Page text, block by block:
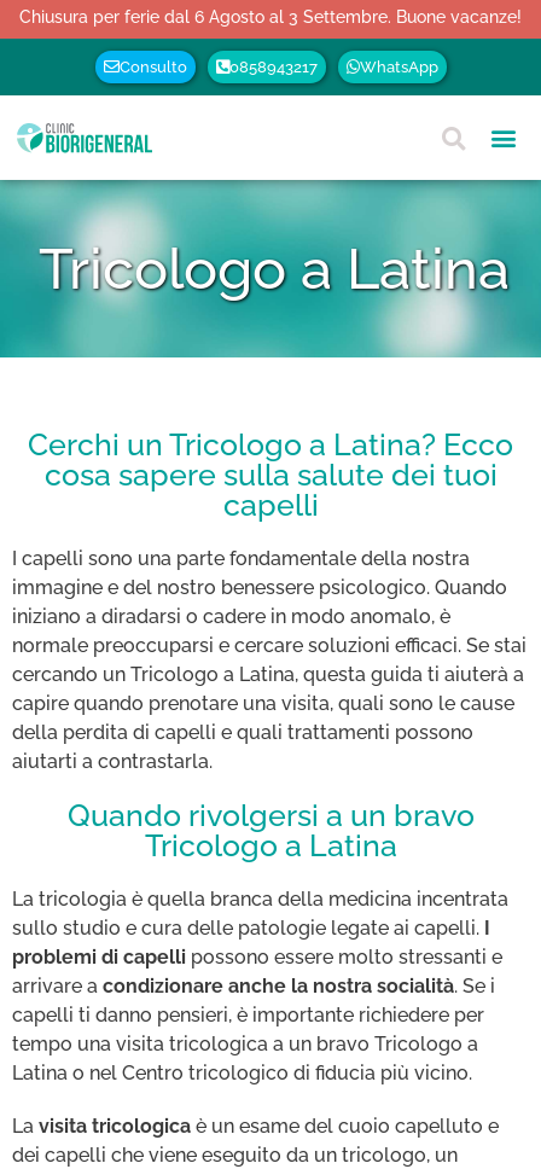
Chiusura per ferie dal 6 Agosto al 3 Settembre. Buone vacanze!
Consulto 0858943217 WhatsApp
Tricologo a Latina
Cerchi un Tricologo a Latina? Ecco
cosa sapere sulla salute dei tuoi
capelli
I capelli sono una parte fondamentale della nostra
immagine e del nostro benessere psicologico. Quando
iniziano a diradarsi o cadere in modo anomalo, è
normale preoccuparsi e cercare soluzioni efficaci. Se stai
cercando un Tricologo a Latina, questa guida ti aiuterà a
capire quando prenotare una visita, quali sono le cause
della perdita di capelli e quali trattamenti possono
aiutarti a contrastarla.
Quando rivolgersi a un bravo
Tricologo a Latina
La tricologia è quella branca della medicina incentrata
sullo studio e cura delle patologie legate ai capelli.
problemi di capelli possono essere molto stressanti e
arrivare a condizionare anche la nostra socialità. Se i
capelli ti danno pensieri, è importante richiedere per
tempo una visita tricologica a un bravo Tricologo a
Latina o nel Centro tricologico di fiducia più vicino.
La visita tricologica è un esame del cuoio capelluto e
dei capelli che viene eseguito da un tricologo, un